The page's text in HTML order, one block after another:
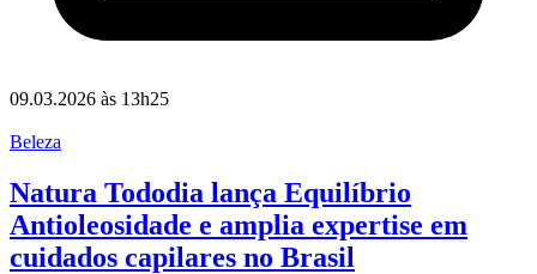
09.03.2026 às 13h25
Beleza
Natura Tododia lança Equilíbrio
Antioleosidade e amplia expertise em
cuidados capilares no Brasil